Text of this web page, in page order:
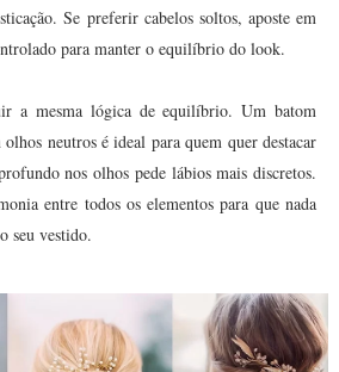
Se preferir cabelos soltos, aposte em
para manter o equilíbrio do look.
a mesma lógica de equilíbrio. Um batom
neutros é ideal para quem quer destacar
nos olhos pede lábios mais discretos.
entre todos os elementos para que nada
seu vestido.